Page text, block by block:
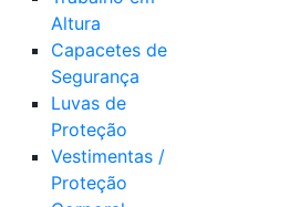
Altura
Capacetes de
Segurança
Luvas de
Proteção
Vestimentas /
Proteção